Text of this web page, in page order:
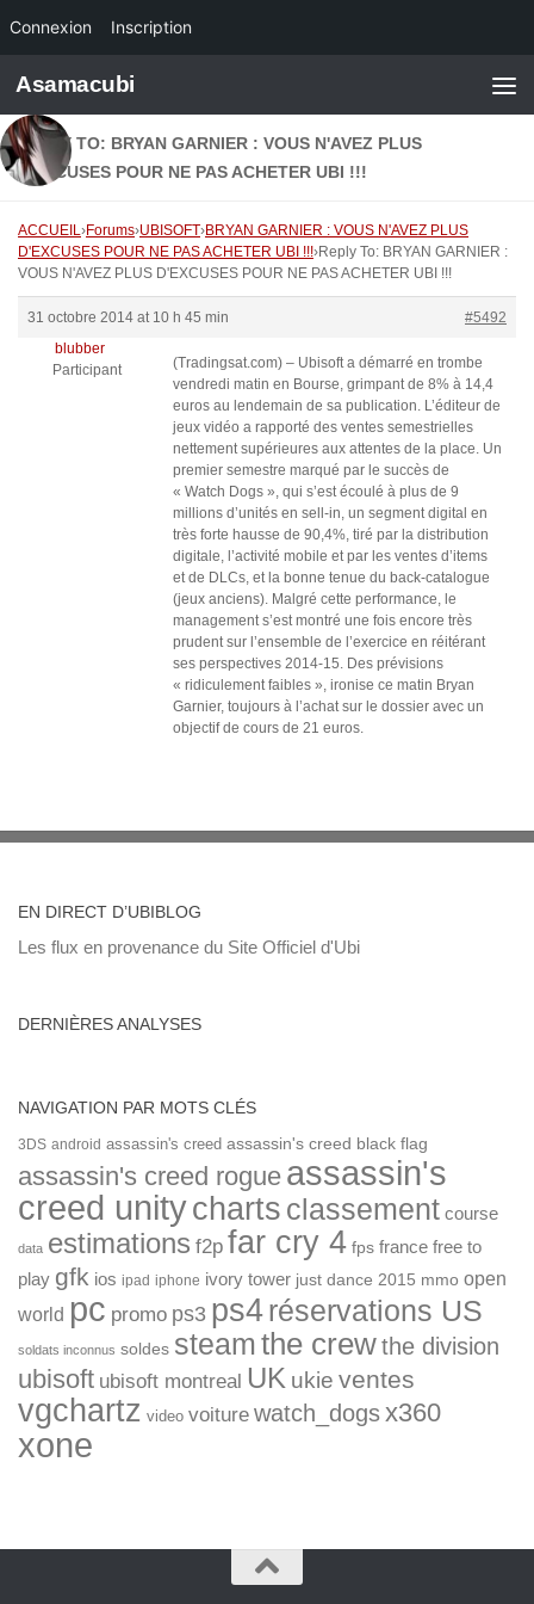
Connexion Inscription
Skip to content
Asamacubi
REPLY TO: BRYAN GARNIER : VOUS N'AVEZ PLUS
D'EXCUSES POUR NE PAS ACHETER UBI !!!
ACCUEIL›Forums›UBISOFT›BRYAN GARNIER : VOUS N'AVEZ PLUS
D'EXCUSES POUR NE PAS ACHETER UBI !!!›Reply To: BRYAN GARNIER :
VOUS N'AVEZ PLUS D'EXCUSES POUR NE PAS ACHETER UBI !!!
31 octobre 2014 at 10 h 45 min
#5492
blubber
Participant
(Tradingsat.com) – Ubisoft a démarré en trombe
vendredi matin en Bourse, grimpant de 8% à 14,4
euros au lendemain de sa publication. L’éditeur de
jeux vidéo a rapporté des ventes semestrielles
nettement supérieures aux attentes de la place. Un
premier semestre marqué par le succès de
« Watch Dogs », qui s’est écoulé à plus de 9
millions d’unités en sell-in, un segment digital en
très forte hausse de 90,4%, tiré par la distribution
digitale, l’activité mobile et par les ventes d’items
et de DLCs, et la bonne tenue du back-catalogue
(jeux anciens). Malgré cette performance, le
management s’est montré une fois encore très
prudent sur l’ensemble de l’exercice en réitérant
ses perspectives 2014-15. Des prévisions
« ridiculement faibles », ironise ce matin Bryan
Garnier, toujours à l’achat sur le dossier avec un
objectif de cours de 21 euros.
EN DIRECT D’UBIBLOG
Les flux en provenance du Site Officiel d'Ubi
DERNIÈRES ANALYSES
NAVIGATION PAR MOTS CLÉS
3DS android assassin's creed assassin's creed black flag
assassin's creed rogue assassin's
creed unitycharts classement course
data estimations f2p far cry 4 fps france free to
play gfk ios ipad iphone ivory tower just dance 2015 mmo open
world pc promo ps3 ps4réservations US
soldats inconnus soldes steamthe crewthe division
ubisoft ubisoft montreal UK ukie ventes
vgchartz video voiture watch_dogsx360
xone